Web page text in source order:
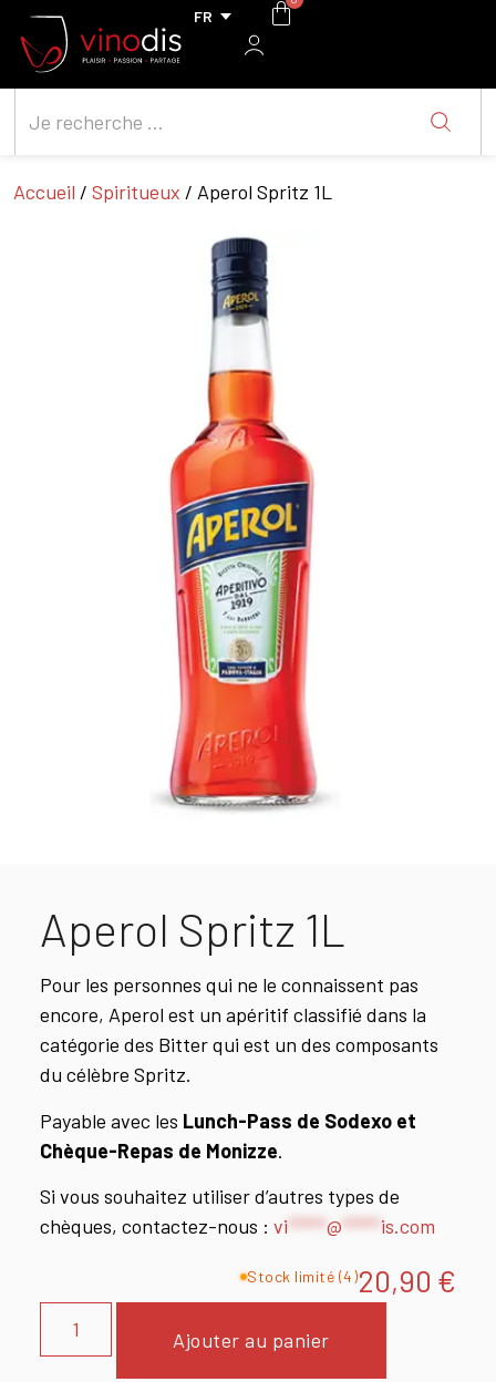
Accueil / Spiritueux / Aperol Spritz 1L
Aperol Spritz 1L
Pour les personnes qui ne le connaissent pas
encore, Aperol est un apéritif classifié dans la
catégorie des Bitter qui est un des composants
du célèbre Spritz.
Payable avec les Lunch-Pass de Sodexo et
Chèque-Repas de Monizze.
Si vous souhaitez utiliser d’autres types de
chèques, contactez-nous : vi *****@ ***** is.com
20,90 €
Stock limité (4)
Ajouter au panier